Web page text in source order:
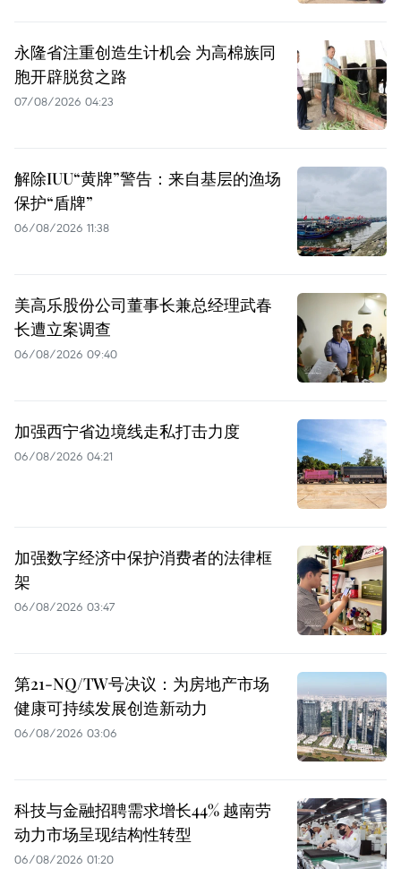
永隆省注重创造生计机会 为高棉族同
胞开辟脱贫之路
07/08/2026 04:23
解除IUU“黄牌”警告：来自基层的渔场
保护“盾牌”
06/08/2026 11:38
美高乐股份公司董事长兼总经理武春
长遭立案调查
06/08/2026 09:40
加强西宁省边境线走私打击力度
06/08/2026 04:21
加强数字经济中保护消费者的法律框
架
06/08/2026 03:47
第21-NQ/TW号决议：为房地产市场
健康可持续发展创造新动力
06/08/2026 03:06
科技与金融招聘需求增长44% 越南劳
动力市场呈现结构性转型
06/08/2026 01:20